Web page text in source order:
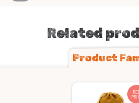
Related
Product